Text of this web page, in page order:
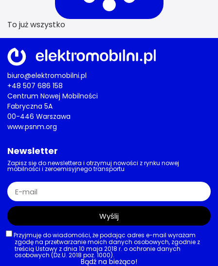
To już wszystko
biuro@elektromobilni.pl
+48 507 686 158
Centrum Nowej Mobilności
Fabryczna 5A
00-446 Warszawa
www.psnm.org
Newsletter
Zapisz się do newslettera i otrzymuj nowości z rynku nowej
mobilności i zeroemisyjnego transportu
Przyjmuję do wiadomości, że podając adres e-mail wyrażam
zgodę na przetwarzanie moich danych osobowych, zgodnie z
treścią Ustawy z dnia 10 maja 2018 r. o ochronie danych
osobowych (Dz.U. 2018 poz. 1000).
Wyślij
Bądź na bieżąco!